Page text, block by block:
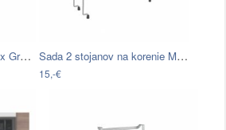
Závesná polička Metaltex Grettan Sada 2 stojanov na korenie Metaltex…
15,-€